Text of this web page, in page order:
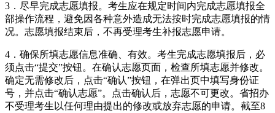
3．尽早完成志愿填报。考生应在规定时间内完成志愿填报全
部操作流程，避免因各种意外造成无法按时完成志愿填报的情
况。志愿填报结束后，不再受理考生补报志愿申请。
4．确保所填志愿信息准确、有效。考生完成志愿填报后，必
须点击“提交”按钮。在确认志愿页面，检查所填志愿并修改。
确定无需修改后，点击“确认”按钮，在弹出页中填写身份证
号，并点击“确认志愿”。点击确认后，志愿不可更改。省招办
不受理考生以任何理由提出的修改或放弃志愿的申请。截至8